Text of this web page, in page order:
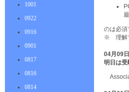
1001
0922
0916
0901
0817
0816
0814
のは必須
※ 理解
04月09日
明日は受